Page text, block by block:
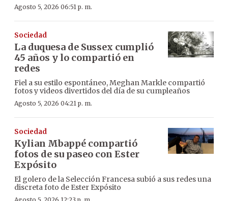
Agosto 5, 2026 06:51 p. m.
Sociedad
La duquesa de Sussex cumplió
45 años y lo compartió en
redes
Fiel a su estilo espontáneo, Meghan Markle compartió
fotos y videos divertidos del día de su cumpleaños
Agosto 5, 2026 04:21 p. m.
Sociedad
Kylian Mbappé compartió
fotos de su paseo con Ester
Expósito
El golero de la Selección Francesa subió a sus redes una
discreta foto de Ester Expósito